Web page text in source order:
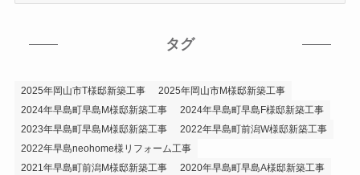
タグ
2025年岡山市T様邸新築工事
2025年岡山市M様邸新築工事
2024年早島町早島M様邸新築工事
2024年早島町早島F様邸新築工事
2023年早島町早島M様邸新築工事
2022年早島町前潟W様邸新築工事
2022年早島neohome様リフォーム工事
2021年早島町前潟M様邸新築工事
2020年早島町早島A様邸新築工事